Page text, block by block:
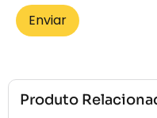
Produto